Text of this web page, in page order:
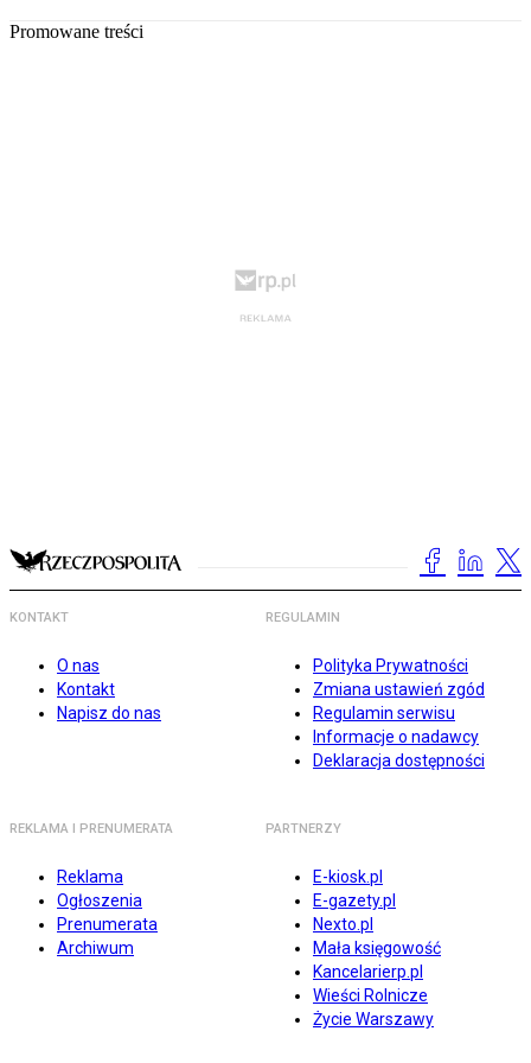
Promowane treści
KONTAKT
O nas
Kontakt
Napisz do nas
REGULAMIN
Polityka Prywatności
Zmiana ustawień zgód
Regulamin serwisu
Informacje o nadawcy
Deklaracja dostępności
REKLAMA I PRENUMERATA
Reklama
Ogłoszenia
Prenumerata
Archiwum
PARTNERZY
E-kiosk.pl
E-gazety.pl
Nexto.pl
Mała księgowość
Kancelarierp.pl
Wieści Rolnicze
Życie Warszawy